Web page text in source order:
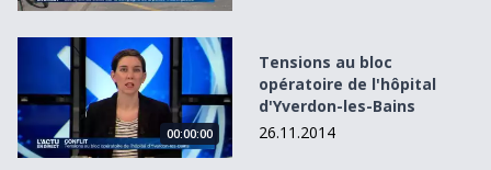
Tensions au bloc opératoire de l&#039;hôpital
00:00:00
Tensions au bloc
opératoire de l'hôpital
d'Yverdon-les-Bains
26.11.2014